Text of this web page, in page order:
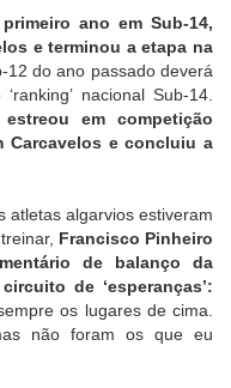
ano em Sub-14,
e terminou a etapa na
12 do ano passado deverá
nacional Sub-14.
em competição
Carcavelos e concluiu a
atletas algarvios estiveram
Francisco Pinheiro
de balanço da
de ‘esperanças’:
os lugares de cima.
não foram os que eu